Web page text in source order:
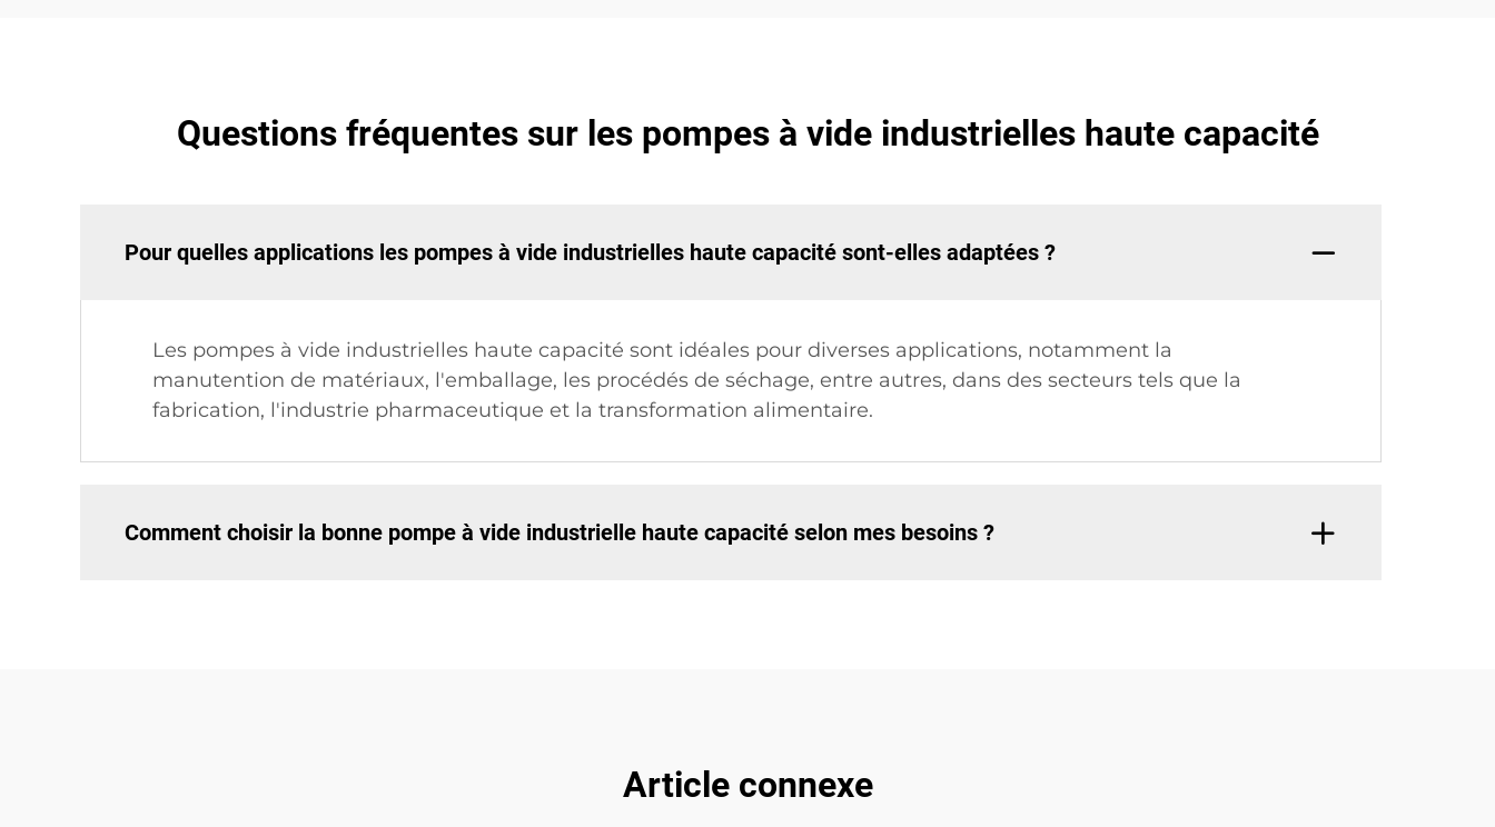
Questions fréquentes sur les pompes à vide industrielles haute capacité
Pour quelles applications les pompes à vide industrielles haute capacité sont-elles adaptées ?
Les pompes à vide industrielles haute capacité sont idéales pour diverses applications, notamment la
manutention de matériaux, l'emballage, les procédés de séchage, entre autres, dans des secteurs tels que la
fabrication, l'industrie pharmaceutique et la transformation alimentaire.
Comment choisir la bonne pompe à vide industrielle haute capacité selon mes besoins ?
Article connexe